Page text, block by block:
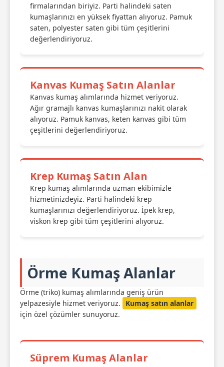
firmalarından biriyiz. Parti halindeki saten
kumaşlarınızı en yüksek fiyattan alıyoruz. Pamuk
saten, polyester saten gibi tüm çeşitlerini
değerlendiriyoruz.
Kanvas Kumaş Satın Alanlar
Kanvas kumaş alımlarında hizmet veriyoruz.
Ağır gramajlı kanvas kumaşlarınızı nakit olarak
alıyoruz. Pamuk kanvas, keten kanvas gibi tüm
çeşitlerini değerlendiriyoruz.
Krep Kumaş Satın Alan
Krep kumaş alımlarında uzman ekibimizle
hizmetinizdeyiz. Parti halindeki krep
kumaşlarınızı değerlendiriyoruz. İpek krep,
viskon krep gibi tüm çeşitlerini alıyoruz.
Örme Kumaş Alanlar
Örme (triko) kumaş alımlarında geniş ürün
yelpazesiyle hizmet veriyoruz.
Kumaş satın alanlar
için özel çözümler sunuyoruz.
Süprem Kumaş Alanlar